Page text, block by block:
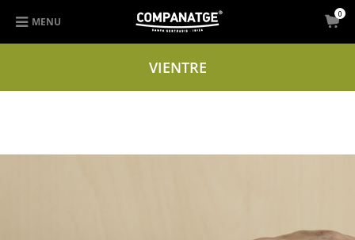
MENU
0
VIENTRE